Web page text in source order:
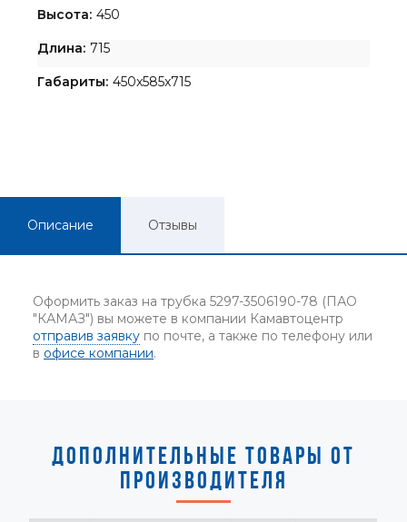
Высота: 450
Длина: 715
Габариты: 450x585x715
Описание Отзывы
Оформить заказ на трубка 5297-3506190-78 (ПАО
"КАМАЗ") вы можете в компании Камавтоцентр
отправив заявку по почте, а также по телефону или
в офисе компании.
ДОПОЛНИТЕЛЬНЫЕ ТОВАРЫ ОТ
ПРОИЗВОДИТЕЛЯ